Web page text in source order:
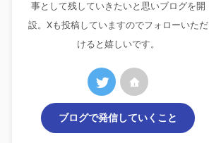
事として残していきたいと思いブログを開
設。Xも投稿していますのでフォローいただ
けると嬉しいです。
ブログで発信していくこと